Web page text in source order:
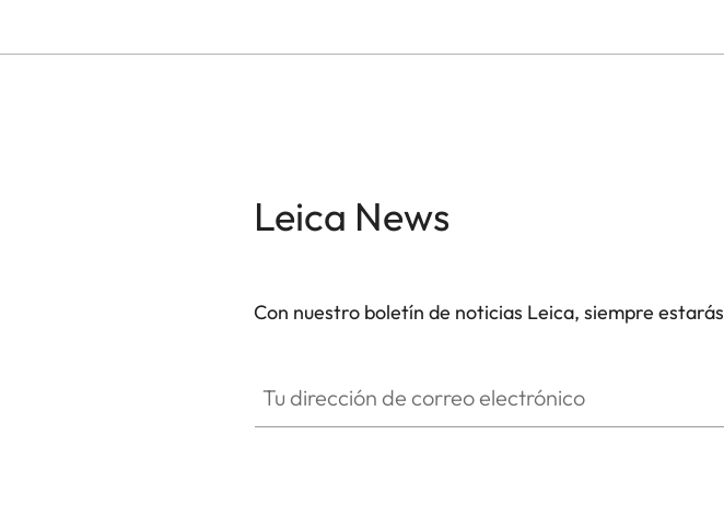
Leica News
Con nuestro boletín de noticias Leica, siempre